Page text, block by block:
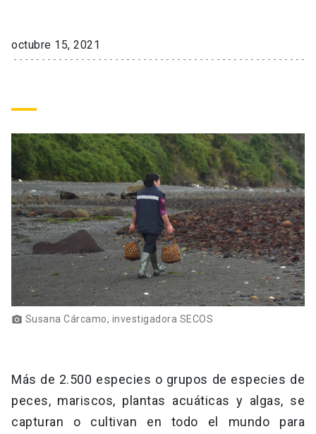
Redes Internacionales
octubre 15, 2021
photo_camera Susana Cárcamo, investigadora SECOS
Más de 2.500 especies o grupos de especies de
peces, mariscos, plantas acuáticas y algas, se
capturan o cultivan en todo el mundo para